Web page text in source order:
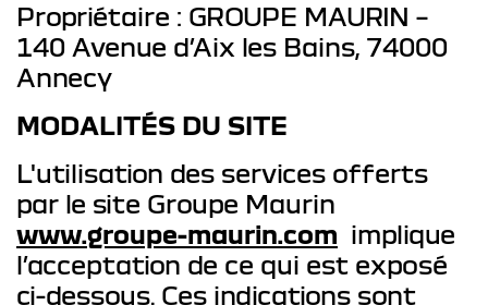
Propriétaire : GROUPE MAURIN –
140 Avenue d’Aix les Bains, 74000
Annecy
MODALITÉS DU SITE
L'utilisation des services offerts
par le site Groupe Maurin
www.groupe-maurin.com implique
l’acceptation de ce qui est exposé
ci-dessous. Ces indications sont